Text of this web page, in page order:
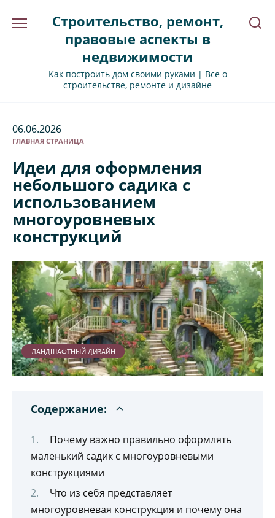
Строительство, ремонт,
правовые аспекты в
недвижимости
Как построить дом своими руками | Все о
строительстве, ремонте и дизайне
06.06.2026
ГЛАВНАЯ СТРАНИЦА
Идеи для оформления
небольшого садика с
использованием
многоуровневых
конструкций
ЛАНДШАФТНЫЙ ДИЗАЙН
Содержание:
Почему важно правильно оформлять
маленький садик с многоуровневыми
конструкциями
Что из себя представляет
многоуровневая конструкция и почему она